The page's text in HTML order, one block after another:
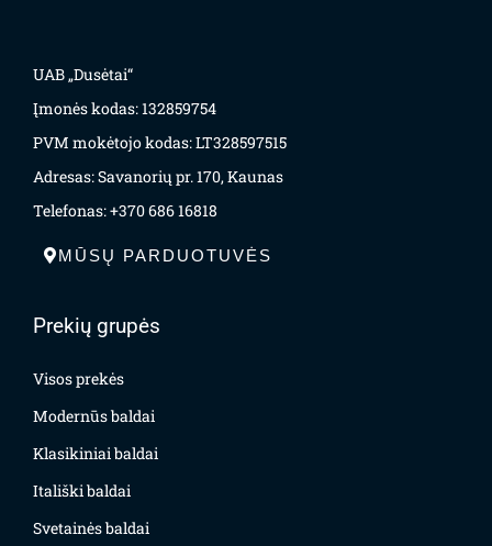
UAB „Dusėtai“
Įmonės kodas: 132859754
PVM mokėtojo kodas: LT328597515
Adresas: Savanorių pr. 170, Kaunas
Telefonas: +370 686 16818
MŪSŲ PARDUOTUVĖS
Prekių grupės
Visos prekės
Modernūs baldai
Klasikiniai baldai
Itališki baldai
Svetainės baldai